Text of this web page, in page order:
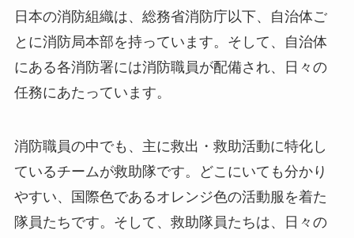
日本の消防組織は、総務省消防庁以下、自治体ご
とに消防局本部を持っています。そして、自治体
にある各消防署には消防職員が配備され、日々の
任務にあたっています。
消防職員の中でも、主に救出・救助活動に特化し
ているチームが救助隊です。どこにいても分かり
やすい、国際色であるオレンジ色の活動服を着た
隊員たちです。そして、救助隊員たちは、日々の